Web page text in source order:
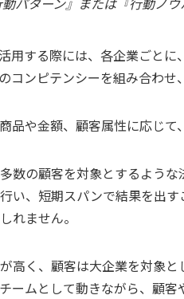
用する際には、各企業ごと
ンピテンシーを組み合わせ
や金額、顧客属性に応じて
数の顧客を対象とするよう
い、短期スパンで結果を出
れません。
高く、顧客は大企業を対象
ームとして動きながら、顧